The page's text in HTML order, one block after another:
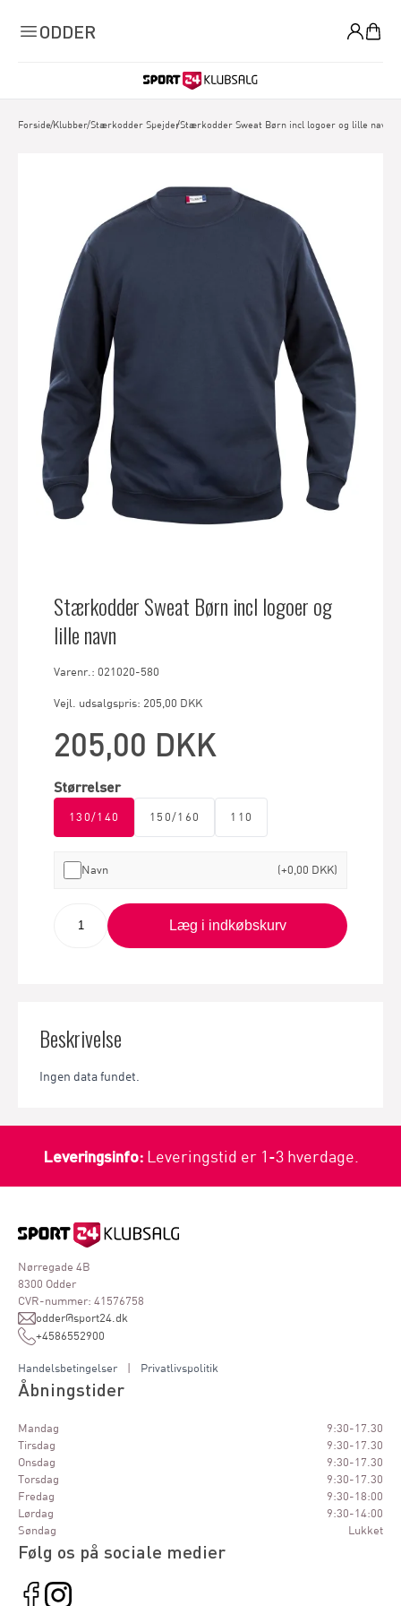
ODDER
Forside/Klubber/Stærkodder Spejder/Stærkodder Sweat Børn incl logoer og lille navn
Stærkodder Sweat Børn incl logoer og
lille navn
Varenr.: 021020-580
Vejl. udsalgspris: 205,00 DKK
205,00 DKK
Størrelser
130/140 150/160 110
Navn (+0,00 DKK)
Læg i indkøbskurv
Beskrivelse
Ingen data fundet.
Leveringsinfo:Leveringstid er 1-3 hverdage.
Nørregade 4B
8300 Odder
CVR-nummer: 41576758
odder@sport24.dk
+4586552900
Handelsbetingelser | Privatlivspolitik
Åbningstider
Mandag
9:30-17.30
Tirsdag
9:30-17.30
Onsdag
9:30-17.30
Torsdag
9:30-17.30
Fredag
9:30-18:00
Lørdag
9:30-14:00
Søndag
Lukket
Følg os på sociale medier